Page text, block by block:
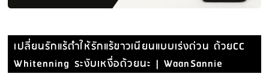
เปลี่ยนรักแร้ดำให้รักแร้ขาวเนียนแบบเร่งด่วน ด้วยCC
Whitenning ระงับเหงื่อด้วยนะ | WaanSannie